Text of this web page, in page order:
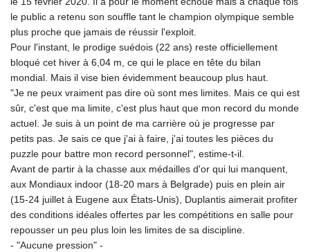
GYD 241.32223
HKD 9.061864
HNL 30.919233
HRK 7.533413
HTG 150.826824
HUF 362.202869
IDR 20696.181862
ILS 3.470255
IMP 0.858651
INR 109.822567
IQD 1511.219527
IRR
1588317.004451
ISK 141.80247
JEP 0.858651
JMD 183.31537
le public a retenu son souffle tant le champion olympique semble
plus proche que jamais de réussir l'exploit.
Pour l'instant, le prodige suédois (22 ans) reste officiellement
bloqué cet hiver à 6,04 m, ce qui le place en tête du bilan
mondial. Mais il vise bien évidemment beaucoup plus haut.
"Je ne peux vraiment pas dire où sont mes limites. Mais ce qui est
sûr, c'est que ma limite, c'est plus haut que mon record du monde
actuel. Je suis à un point de ma carrière où je progresse par
petits pas. Je sais ce que j'ai à faire, j'ai toutes les pièces du
puzzle pour battre mon record personnel", estime-t-il.
Avant de partir à la chasse aux médailles d'or qui lui manquent,
aux Mondiaux indoor (18-20 mars à Belgrade) puis en plein air
(15-24 juillet à Eugene aux États-Unis), Duplantis aimerait profiter
des conditions idéales offertes par les compétitions en salle pour
repousser un peu plus loin les limites de sa discipline.
- "Aucune pression" -